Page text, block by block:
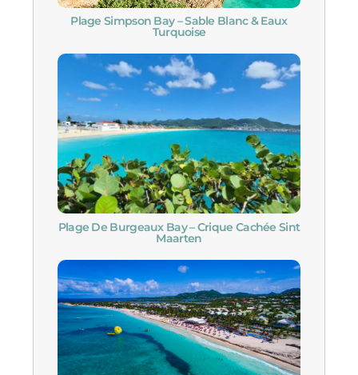
Plage Simpson Bay – Sable Blanc & Eaux
Turquoise
Plage De Burgeaux Bay – Crique Cachée Sint
Maarten